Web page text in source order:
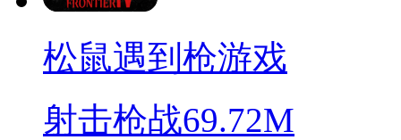
松鼠遇到枪游戏
射击枪战69.72M